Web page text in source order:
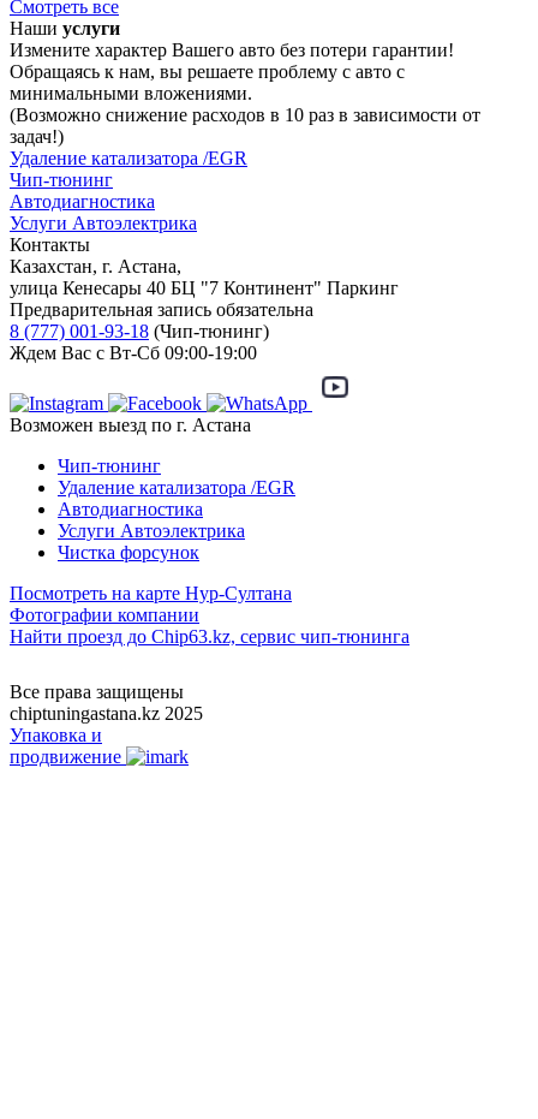
Смотреть все
Наши услуги
Измените характер Вашего авто без потери гарантии!
Обращаясь к нам, вы решаете проблему с авто с
минимальными вложениями.
(Возможно снижение расходов в 10 раз в зависимости от
задач!)
Удаление катализатора /EGR
Чип-тюнинг
Автодиагностика
Услуги Автоэлектрика
Контакты
Казахстан, г. Астана,
улица Кенесары 40 БЦ "7 Континент" Паркинг
Предварительная запись обязательна
8 (777) 001-93-18 (Чип-тюнинг)
Ждем Вас с Вт-Сб 09:00-19:00
Возможен выезд по г. Астана
Чип-тюнинг
Удаление катализатора /EGR
Автодиагностика
Услуги Автоэлектрика
Чистка форсунок
Посмотреть на карте Нур-Султана
Фотографии компании
Найти проезд до Chip63.kz, сервис чип-тюнинга
Все права защищены
chiptuningastana.kz 2025
Упаковка и
продвижение